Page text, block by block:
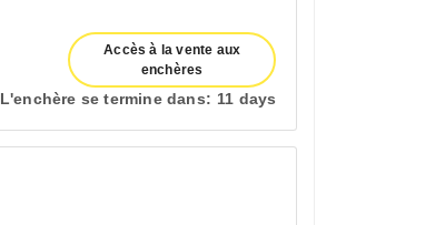
Accès à la vente aux
enchères
L'enchère se termine dans: 11 days